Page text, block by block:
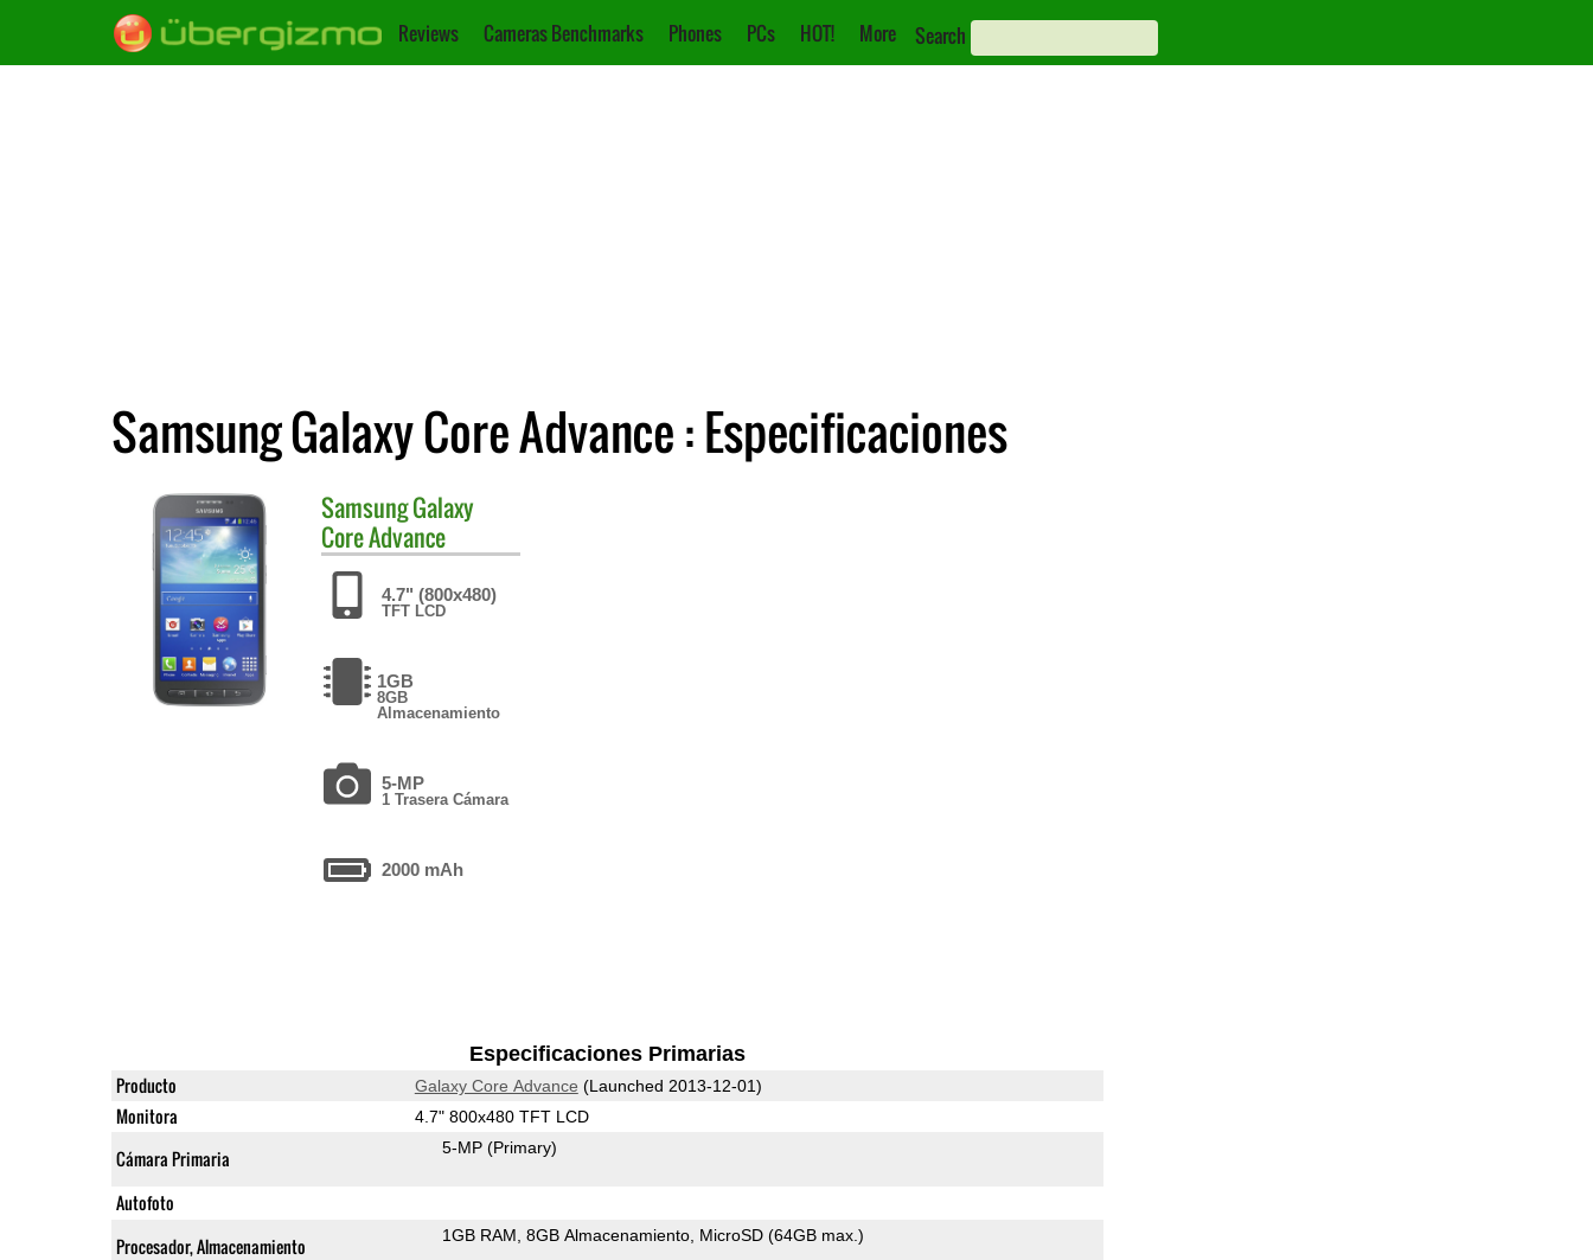
Reviews Cameras Benchmarks Phones PCs HOT! More Search
Samsung Galaxy Core Advance : Especificaciones
SamsungGalaxy
Core Advance
4.7" (800x480)
TFT LCD
1GB
8GB
Almacenamiento
5-MP
1 Trasera Cámara
2000 mAh
Especificaciones Primarias
Producto Galaxy Core Advance (Launched 2013-12-01)
Monitora 4.7" 800x480 TFT LCD
Cámara Primaria 5-MP (Primary)
Autofoto
Procesador, Almacenamiento
1GB RAM 8GB Almacenamiento MicroSD (64GB max.)